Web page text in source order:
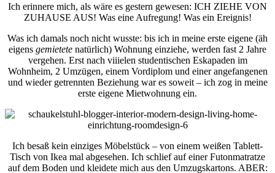
Ich erinnere mich, als wäre es gestern gewesen: ICH ZIEHE VON
ZUHAUSE AUS! Was eine Aufregung! Was ein Ereignis!
Was ich damals noch nicht wusste: bis ich in meine erste eigene (äh
eigens gemietete natürlich) Wohnung einziehe, werden fast 2 Jahre
vergehen. Erst nach viiielen studentischen Eskapaden im
Wohnheim, 2 Umzügen, einem Vordiplom und einer angefangenen
und wieder getrennten Beziehung war es soweit – ich zog in meine
erste eigene Mietwohnung ein.
Ich besaß kein einziges Möbelstück – von einem weißen Tablett-
Tisch von Ikea mal abgesehen. Ich schlief auf einer Futonmatratze
auf dem Boden und kleidete mich aus den Umzugskartons. ABER: